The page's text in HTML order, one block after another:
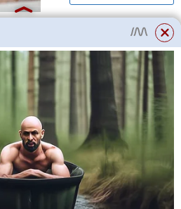
By continuing to use the site, you consent
these files.
OK